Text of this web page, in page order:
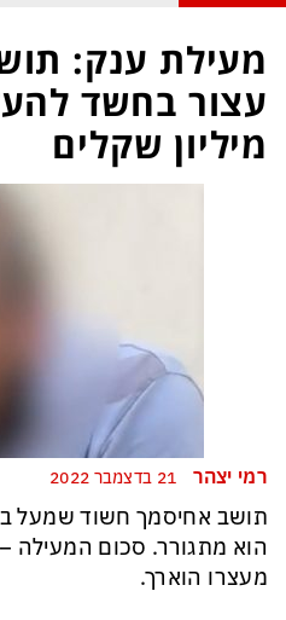
של טראמפ המאיים למוטט את כלכלת
הגרעינית חותמות על הסכם הגנה
במשחק חסר החשיבות מדגישה את
מעילת ענק:
מיליון שקלים
רמי יצהר
תושב אחיסמך חשוד שמעל
מעצרו הוארך.